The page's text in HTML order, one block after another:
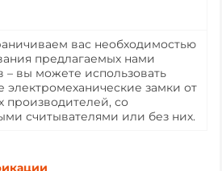
вас необходимостью
предлагаемых нами
– вы можете использовать
электромеханические замки от
производителей, со
считывателями или без них.